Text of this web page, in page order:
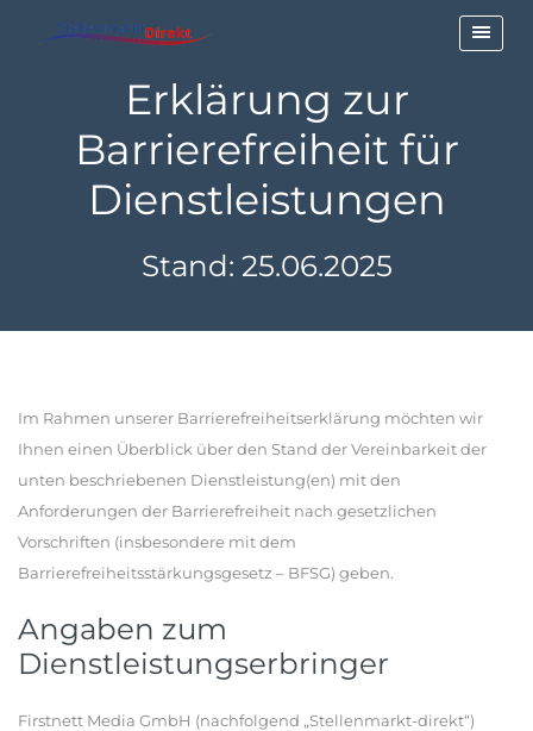
Erklärung zur
Barrierefreiheit für
Dienstleistungen
Stand: 25.06.2025
Im Rahmen unserer Barrierefreiheitserklärung möchten wir
Ihnen einen Überblick über den Stand der Vereinbarkeit der
unten beschriebenen Dienstleistung(en) mit den
Anforderungen der Barrierefreiheit nach gesetzlichen
Vorschriften (insbesondere mit dem
Barrierefreiheitsstärkungsgesetz – BFSG) geben.
Angaben zum
Dienstleistungserbringer
Firstnett Media GmbH (nachfolgend „Stellenmarkt-direkt“)